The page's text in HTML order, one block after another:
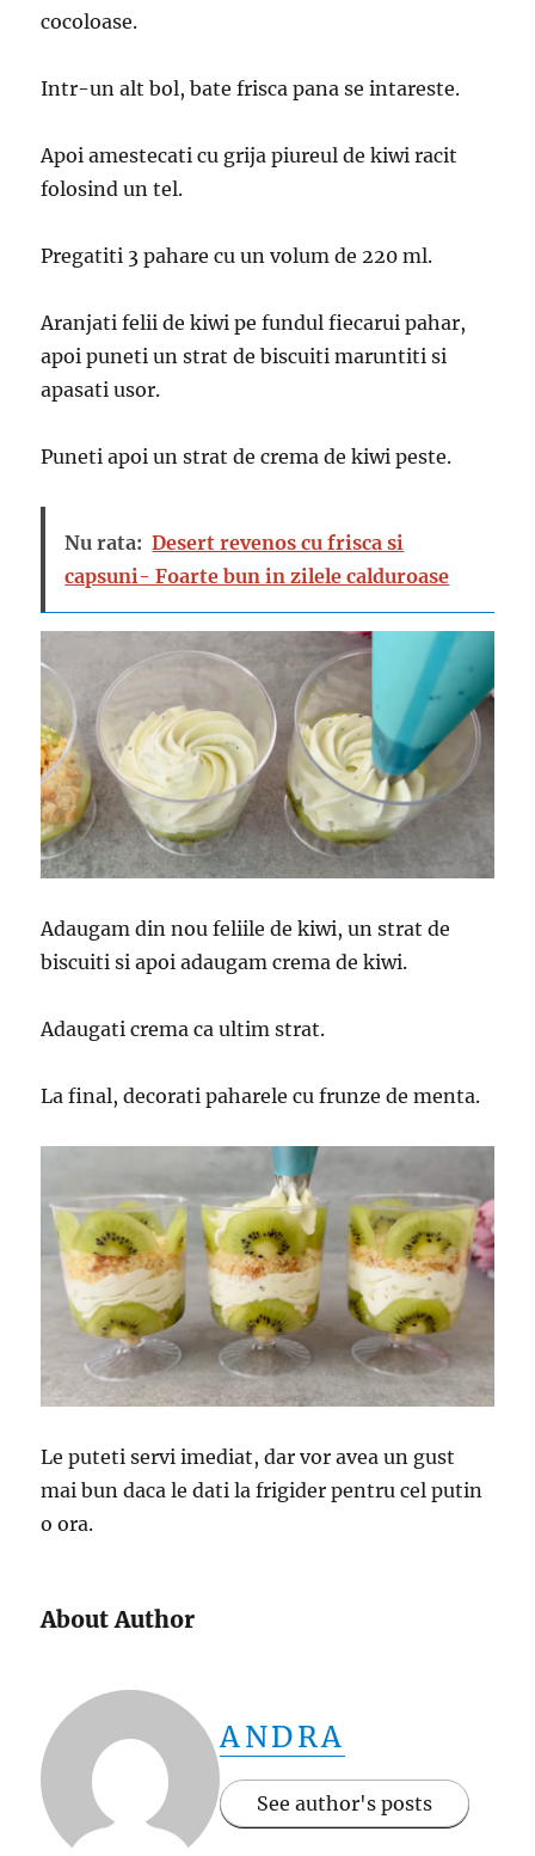
cocoloase.
Intr-un alt bol, bate frisca pana se intareste.
Apoi amestecati cu grija piureul de kiwi racit
folosind un tel.
Pregatiti 3 pahare cu un volum de 220 ml.
Aranjati felii de kiwi pe fundul fiecarui pahar,
apoi puneti un strat de biscuiti maruntiti si
apasati usor.
Puneti apoi un strat de crema de kiwi peste.
Nu rata: Desert revenos cu frisca si
capsuni- Foarte bun in zilele calduroase
Adaugam din nou feliile de kiwi, un strat de
biscuiti si apoi adaugam crema de kiwi.
Adaugati crema ca ultim strat.
La final, decorati paharele cu frunze de menta.
Le puteti servi imediat, dar vor avea un gust
mai bun daca le dati la frigider pentru cel putin
o ora.
About Author
ANDRA
See author's posts